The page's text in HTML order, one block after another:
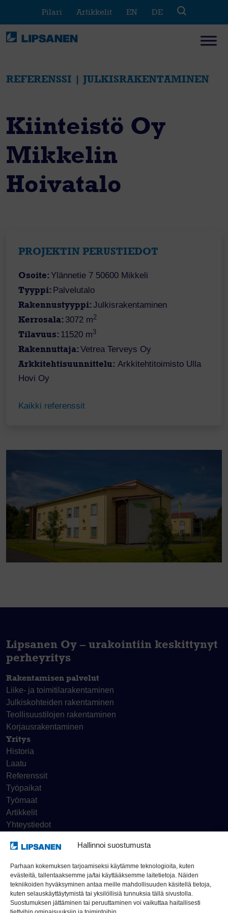
Hallinnoi suostumusta
Parhaan kokemuksen tarjoamiseksi käytämme teknologioita, kuten
evästeitä, tallentaaksemme ja/tai käyttääksemme laitetietoja. Näiden
tekniikoiden hyväksyminen antaa meille mahdollisuuden käsitellä tietoja,
kuten selauskäyttäytymistä tai yksilöllisiä tunnuksia tällä sivustolla.
Suostumuksen jättäminen tai peruuttaminen voi vaikuttaa haitallisesti
content
Pilari Artikkelit EN DE
REFERENSSI | JULKISRAKENTAMINEN
Kiinteistö Oy
Mikkelin
Hoivatalo
PROJEKTIN PERUSTIEDOT
Osoite: Ylännetie 7 50600 Mikkeli
Tyyppi: Palvelutalo
Rakennustyyppi:Julkisrakentaminen
Kerrosala: 3072 m2
Tilavuus: 11520 m3
Rakennuttaja:Vetrea Terveys Oy
Arkkitehtisuunnittelu: Arkkitehtitoimisto Ulla
Hovi Oy
Kaikki referenssit
Lipsanen Oy – urakointiin keskittynyt
perheyritys
Rakentamisen palvelut
Liike- ja toimitila­rakentaminen
Julkiskohteiden rakentaminen
Teollisuustilojen rakentaminen
Korjaus­rakentaminen
Yritys
Historia
Laatu
Referenssit
Työpaikat
Työmaat
Artikkelit
Yhteystiedot
Ilmoituskanava
© Rakennusliike Lipsanen Oy 2026